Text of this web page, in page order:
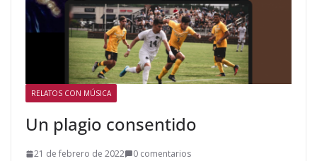
RELATOS CON MÚSICA
Un plagio consentido
21 de febrero de 2022
0 comentarios